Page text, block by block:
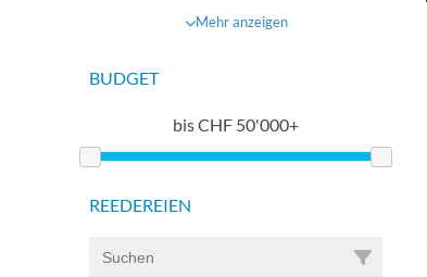
Mehr anzeigen
BUDGET
bisCHF 50'000+
REEDEREIEN